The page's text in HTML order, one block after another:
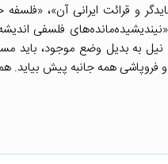
و قرائت ایرانی آن»، «فلسفه
فلسفی
به بدیل وضع موجود، باید
همه جانبه پیش بیاید.